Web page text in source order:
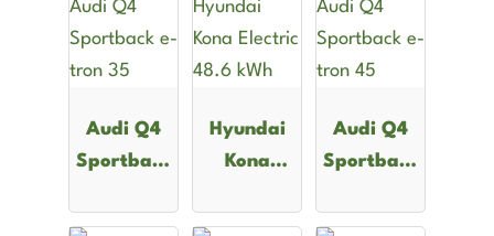
Audi Q4
Sportback
Hyundai
Kona
48.6 kWh
Audi Q4
Sportback